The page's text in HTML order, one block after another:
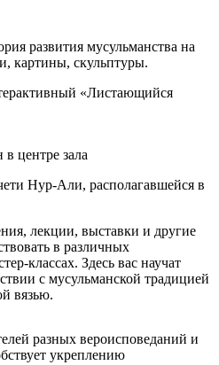
развития мусульманства на
картины, скульптуры.
«Листающийся
центре зала
Нур-Али, располагавшейся в
лекции, выставки и другие
в различных
классах. Здесь вас научат
с мусульманской традицией
вязью.
разных вероисповеданий и
укреплению